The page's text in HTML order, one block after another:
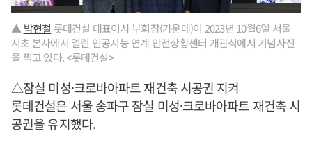
▲ 박현철 롯데건설 대표이사 부회장(가운데)이 2023년 10월6일 서울
서초 본사에서 열린 인공지능 연계 안전상황센터 개관식에서 기념사진
을 찍고 있다. <롯데건설>
△잠실 미성·크로바아파트 재건축 시공권 지켜
롯데건설은 서울 송파구 잠실 미성·크로바아파트 재건축 시
공권을 유지했다.